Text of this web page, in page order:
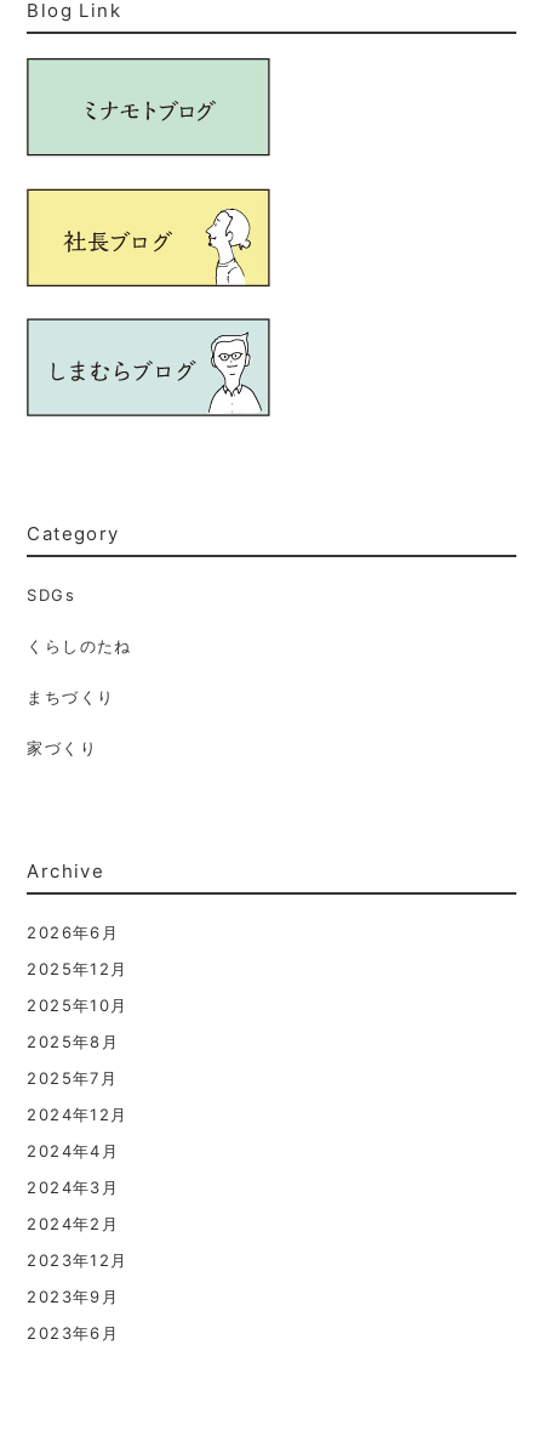
Blog Link
Category
SDGs
くらしのたね
まちづくり
家づくり
Archive
2026年6月
2025年12月
2025年10月
2025年8月
2025年7月
2024年12月
2024年4月
2024年3月
2024年2月
2023年12月
2023年9月
2023年6月